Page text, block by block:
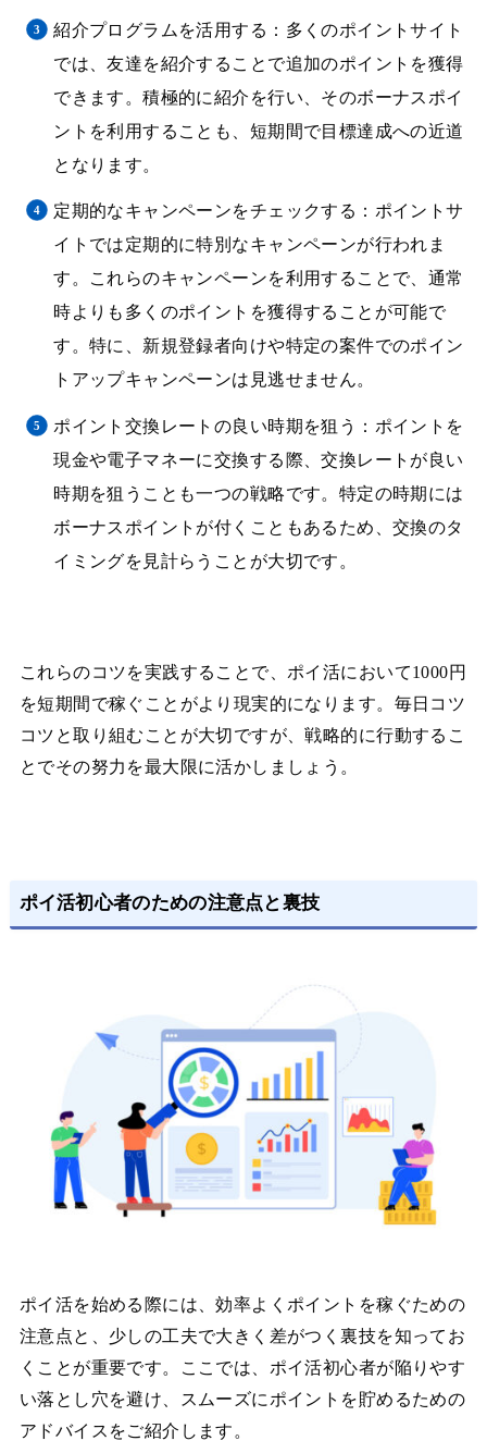
紹介プログラムを活用する：多くのポイントサイト
では、友達を紹介することで追加のポイントを獲得
できます。積極的に紹介を行い、そのボーナスポイ
ントを利用することも、短期間で目標達成への近道
となります。
定期的なキャンペーンをチェックする：ポイントサ
イトでは定期的に特別なキャンペーンが行われま
す。これらのキャンペーンを利用することで、通常
時よりも多くのポイントを獲得することが可能で
す。特に、新規登録者向けや特定の案件でのポイン
トアップキャンペーンは見逃せません。
ポイント交換レートの良い時期を狙う：ポイントを
現金や電子マネーに交換する際、交換レートが良い
時期を狙うことも一つの戦略です。特定の時期には
ボーナスポイントが付くこともあるため、交換のタ
イミングを見計らうことが大切です。
これらのコツを実践することで、ポイ活において1000円
を短期間で稼ぐことがより現実的になります。毎日コツ
コツと取り組むことが大切ですが、戦略的に行動するこ
とでその努力を最大限に活かしましょう。
ポイ活初心者のための注意点と裏技
ポイ活を始める際には、効率よくポイントを稼ぐための
注意点と、少しの工夫で大きく差がつく裏技を知ってお
くことが重要です。ここでは、ポイ活初心者が陥りやす
い落とし穴を避け、スムーズにポイントを貯めるための
アドバイスをご紹介します。